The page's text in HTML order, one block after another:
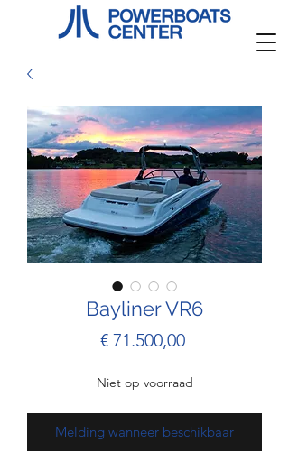
Bayliner VR6
€ 71.500,00Prijs
Niet op voorraad
Melding wanneer beschikbaar